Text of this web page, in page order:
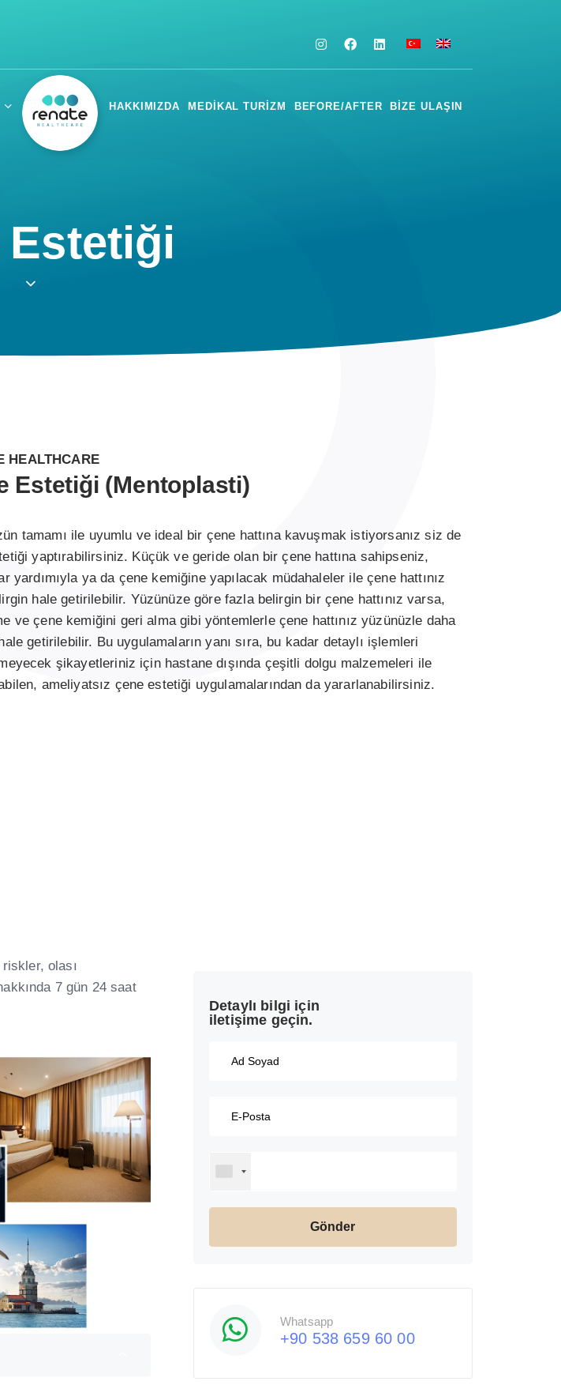
HAKKIMIZDA MEDIKAL TURIZM BEFORE/AFTER BIZE ULAŞIN
Estetiği
HEALTHCARE
Estetiği (Mentoplasti)
tamamı ile uyumlu ve ideal bir çene hattına kavuşmak istiyorsanız siz de
yaptırabilirsiniz. Küçük ve geride olan bir çene hattına sahipseniz,
yardımıyla ya da çene kemiğine yapılacak müdahaleler ile çene hattınız
hale getirilebilir. Yüzünüze göre fazla belirgin bir çene hattınız varsa,
ve çene kemiğini geri alma gibi yöntemlerle çene hattınız yüzünüzle daha
getirilebilir. Bu uygulamaların yanı sıra, bu kadar detaylı işlemleri
şikayetleriniz için hastane dışında çeşitli dolgu malzemeleri ile
ameliyatsız çene estetiği uygulamalarından da yararlanabilirsiniz.
olası
7 gün 24 saat
Detaylı bilgi için
iletişime geçin.
Whatsapp
+90 538 659 60 00